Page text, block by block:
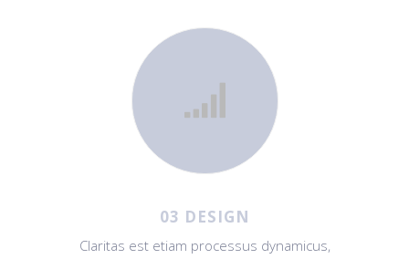
03 DESIGN
Claritas est etiam processus dynamicus,